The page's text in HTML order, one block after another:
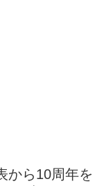
から10周年を